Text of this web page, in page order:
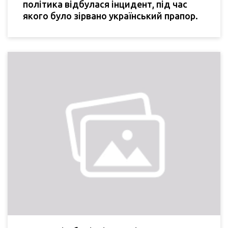
політика відбулася інцидент, під час
якого було зірвано український прапор.